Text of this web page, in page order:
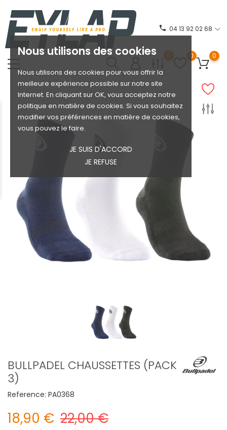
Nous utilisons des cookies
Nous utilisons des cookies pour vous offrir la
meilleure expérience possible sur notre site
Internet. En cliquant sur OK, vous acceptez notre
politique en matière de cookies. Si vous souhaitez
modifier vos préférences en matière de cookies,
vous pouvez le faire.
JE SUIS D'ACCORD
JE REFUSE
phone 04 13 92 02 68
0 0 0
BULLPADEL CHAUSSETTES (PACK
3)
Reference: PA0368
18,90 € 22,00 €